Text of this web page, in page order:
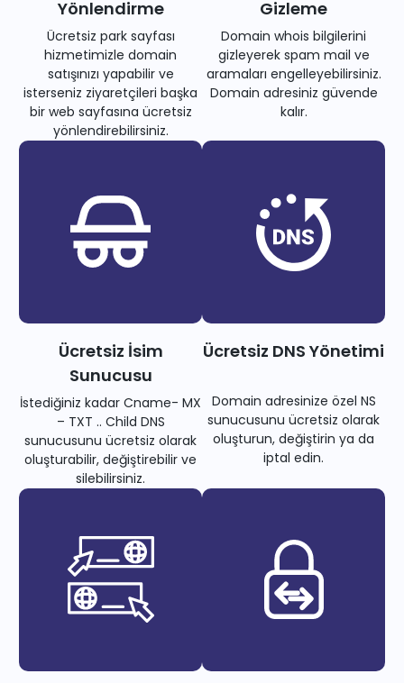
Yönlendirme
Ücretsiz park sayfası
hizmetimizle domain
satışınızı yapabilir ve
isterseniz ziyaretçileri başka
bir web sayfasına ücretsiz
yönlendirebilirsiniz.
Gizleme
Domain whois bilgilerini
gizleyerek spam mail ve
aramaları engelleyebilirsiniz.
Domain adresiniz güvende
kalır.
Ücretsiz İsim
Sunucusu
İstediğiniz kadar Cname- MX
– TXT .. Child DNS
sunucusunu ücretsiz olarak
oluşturabilir, değiştirebilir ve
silebilirsiniz.
Ücretsiz DNS Yönetimi
Domain adresinize özel NS
sunucusunu ücretsiz olarak
oluşturun, değiştirin ya da
iptal edin.